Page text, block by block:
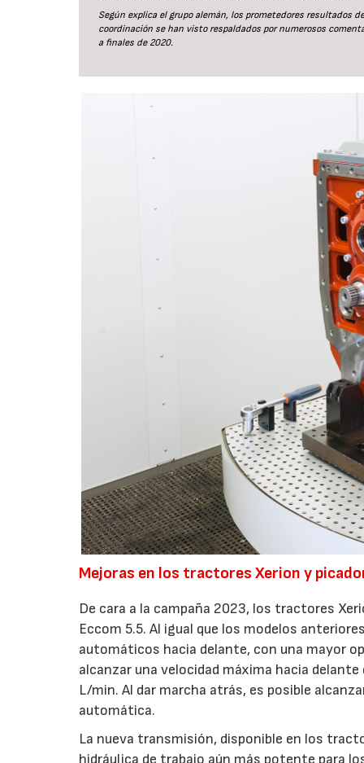
Según explica el grupo alemán, los prometedores resultados
coordinación se han visto respaldados por numerosos
a finales de 2020.
Mejoras en los tractores Xerion y
De cara a la campaña 2023, los tractores
Eccom 5.5. Al igual que los modelos
automáticos hacia delante, con una mayor
alcanzar una velocidad máxima hacia
L/min. Al dar marcha atrás, es posible
automática.
La nueva transmisión, disponible en los
hidráulica de trabajo aún más potente para